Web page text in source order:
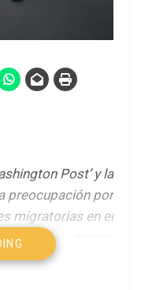
Post’ y la
preocupación por
migratorias en el
Mundial de la